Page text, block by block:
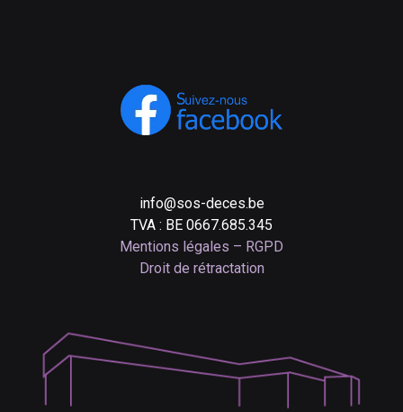
info@sos-deces.be
TVA : BE 0667.685.345
Mentions légales – RGPD
Droit de rétractation